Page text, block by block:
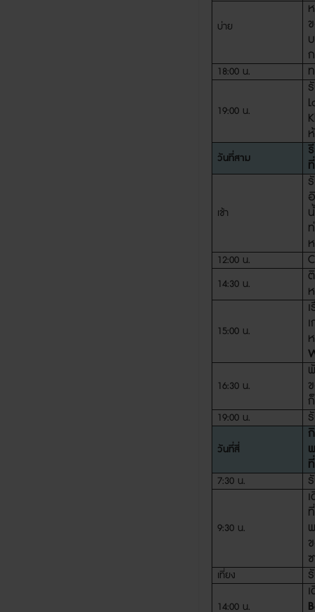
บ่าย
18:00 น.
19:00 น.
วันที่สาม
ที่
เช้า
12:00 น.
14:30 น.
15:00 น.
16:30 น.
19:00 น.
วันที่สี่
7:30 น.
9:30 น.
เที่ยง
14:00 น.